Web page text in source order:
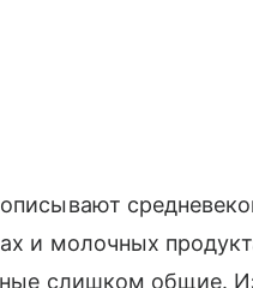
и молочных
слишком общие.